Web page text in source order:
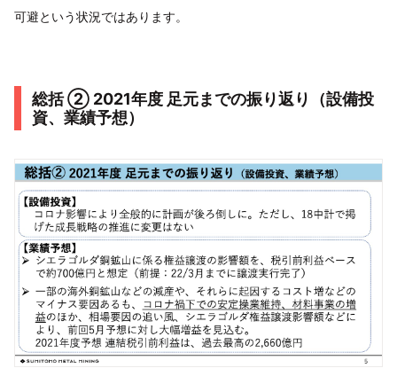
可避という状況ではあります。
総括 ② 2021年度 足元までの振り返り（設備投
資、業績予想）